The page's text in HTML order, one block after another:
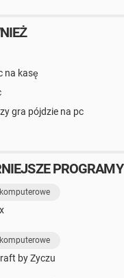
na kasę
gra pójdzie na pc
PROGRAMY
by Zyczu